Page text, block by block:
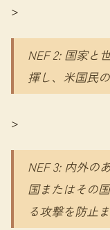
>
NEF 2: 国家と
揮し、米国民
>
NEF 3: 内外の
国またはその
る攻撃を防止